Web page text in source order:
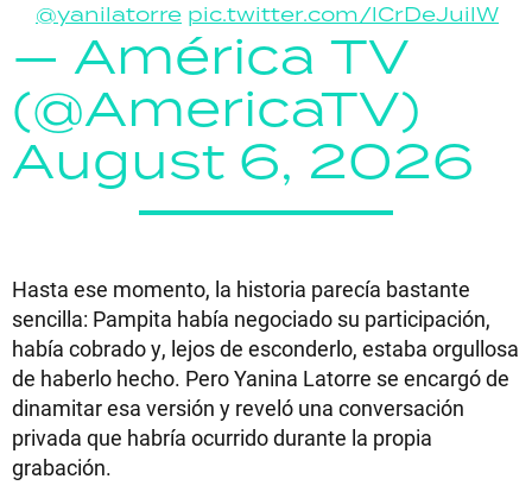
@yanilatorre pic.twitter.com/lCrDeJuilW
— América TV
(@AmericaTV)
August 6, 2026
Hasta ese momento, la historia parecía bastante
sencilla: Pampita había negociado su participación,
había cobrado y, lejos de esconderlo, estaba orgullosa
de haberlo hecho. Pero Yanina Latorre se encargó de
dinamitar esa versión y reveló una conversación
privada que habría ocurrido durante la propia
grabación.